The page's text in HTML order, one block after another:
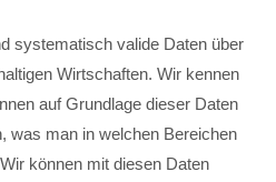
systematisch valide Daten über
Wirtschaften. Wir kennen
auf Grundlage dieser Daten
was man in welchen Bereichen
können mit diesen Daten